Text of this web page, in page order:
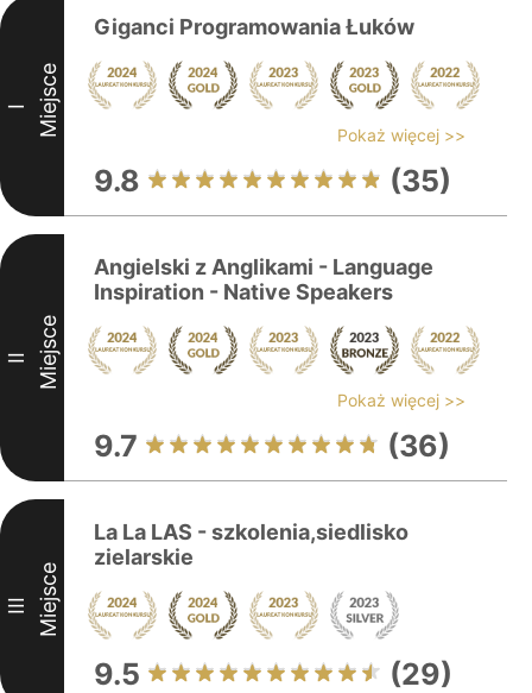
I Miejsce
Giganci Programowania Łuków
Pokaż więcej >>
9.8 (35)
II Miejsce
Angielski z Anglikami - Language
Inspiration - Native Speakers
Pokaż więcej >>
9.7 (36)
III Miejsce
La La LAS - szkolenia,siedlisko
zielarskie
9.5 (29)